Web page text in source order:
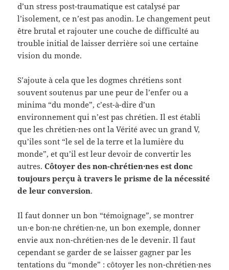
d’un stress post-traumatique est catalysé par
l’isolement, ce n’est pas anodin. Le changement peut
être brutal et rajouter une couche de difficulté au
trouble initial de laisser derrière soi une certaine
vision du monde.
S’ajoute à cela que les dogmes chrétiens sont
souvent soutenus par une peur de l’enfer ou a
minima “du monde”, c’est-à-dire d’un
environnement qui n’est pas chrétien. Il est établi
que les chrétien·nes ont la Vérité avec un grand V,
qu’iles sont “le sel de la terre et la lumière du
monde”, et qu’il est leur devoir de convertir les
autres.Côtoyer des non-chrétien·nes est donc
toujours perçu à travers le prisme de la nécessité
de leur conversion.
Il faut donner un bon “témoignage”, se montrer
un·e bon·ne chrétien·ne, un bon exemple, donner
envie aux non-chrétien·nes de le devenir. Il faut
cependant se garder de se laisser gagner par les
tentations du “monde” : côtoyer les non-chrétien·nes